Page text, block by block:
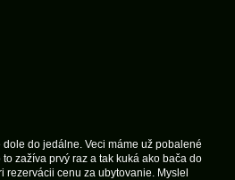
do jedálne. Veci máme už pobalené
zažíva prvý raz a tak kuká ako bača do
cenu za ubytovanie. Myslel